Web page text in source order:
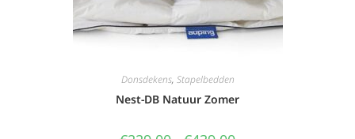
Donsdekens, Stapelbedden
Nest-DB Natuur Zomer